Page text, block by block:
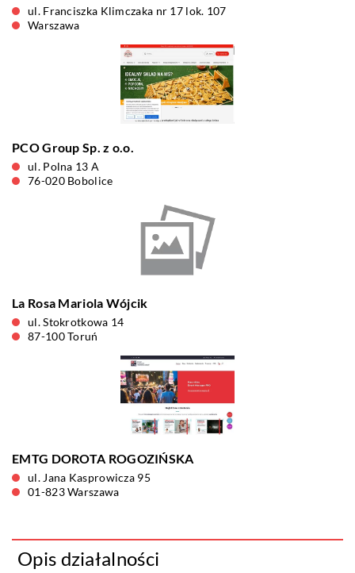
ul. Franciszka Klimczaka nr 17 lok. 107
Warszawa
PCO Group Sp. z o.o.
ul. Polna 13 A
76-020 Bobolice
La Rosa Mariola Wójcik
ul. Stokrotkowa 14
87-100 Toruń
EMTG DOROTA ROGOZIŃSKA
ul. Jana Kasprowicza 95
01-823 Warszawa
Opis działalności